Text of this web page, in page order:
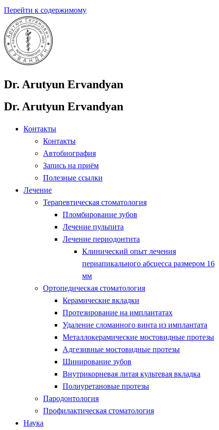
Перейти к содержимому
Dr. Arutyun Ervandyan
Dr. Arutyun Ervandyan
Контакты
Контакты
Автобиография
Запись на приём
Полезные ссылки
Лечение
Терапевтическая стоматология
Пломбирование зубов
Лечение пульпита
Лечение периодонтита
Клинический опыт лечения
периапикального абсцесса размером 16
мм
Ортопедическая стоматология
Керамические вкладки
Протезирование на имплантатах
Удаление сломанного винта из имплантата
Металлокерамические мостовидные протезы
Адгезивные мостовидные протезы
Шинирование зубов
Внутрикорневая литая культевая вкладка
Полиуретановые протезы
Пародонтология
Профилактическая стоматология
Наука